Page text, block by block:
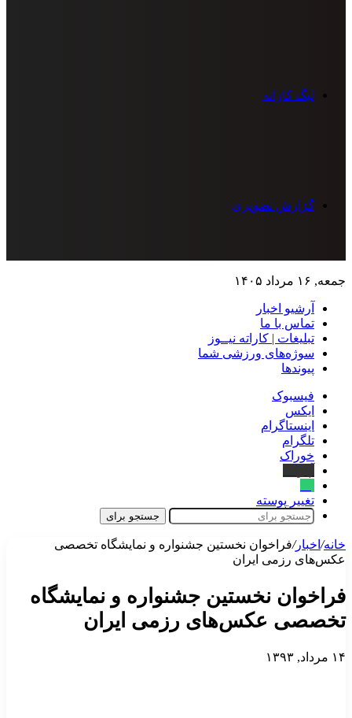
لیگ کاراته
گزارش تصویری
جمعه, ۱۶ مرداد ۱۴۰۵
آرشیو اخبار
تماس‌ با‌ ما
تبلیغات | کاراته نیــوز
سوژه‌های ورزشی شما
پیوندها
فیسبوک
ایکس
اینستاگرام
تلگرام
خوراک
تغییر پوسته
جستجو برای
خانه/ اخبار/فراخوان نخستین جشنواره و نمایشگاه تخصصی
عکس‌های رزمی ایران
فراخوان نخستین جشنواره و نمایشگاه
تخصصی عکس‌های رزمی ایران
۱۴ مرداد, ۱۳۹۳